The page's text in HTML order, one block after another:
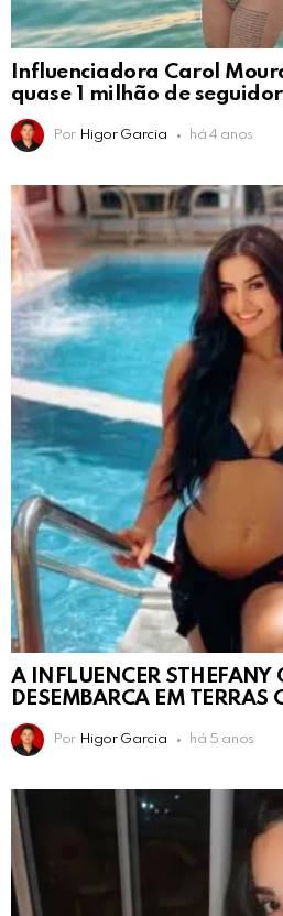
Influenciadora Carol
quase 1 milhão de
Por Higor Garcia há 4 anos
A INFLUENCER STHEFANY
DESEMBARCA EM TERRAS
Por Higor Garcia há 5 anos